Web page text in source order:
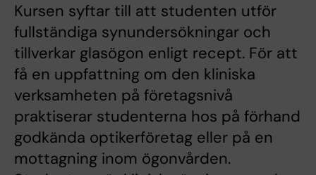
Kursen syftar till att studenten utför
fullständiga synundersökningar och
tillverkar glasögon enligt recept. För att
få en uppfattning om den kliniska
verksamheten på företagsnivå
praktiserar studenterna hos på förhand
godkända optikerföretag eller på en
mottagning inom ögonvården.